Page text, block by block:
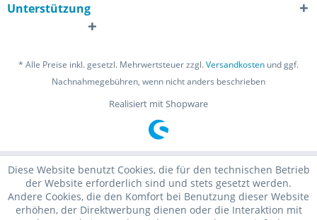
Unterstützung
* Alle Preise inkl. gesetzl. Mehrwertsteuer zzgl.Versandkosten und ggf.
Nachnahmegebühren, wenn nicht anders beschrieben
Realisiert mit Shopware
Diese Website benutzt Cookies, die für den technischen Betrieb
der Website erforderlich sind und stets gesetzt werden.
Andere Cookies, die den Komfort bei Benutzung dieser Website
erhöhen, der Direktwerbung dienen oder die Interaktion mit